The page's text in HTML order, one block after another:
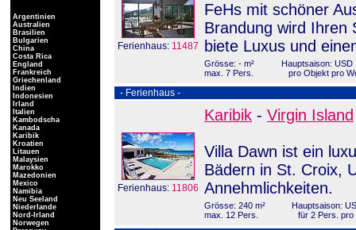
Ferienhaus: 11487
FeHs mit schöner
Brandung wird Ihren
biete Luxus und
Grösse: - m²
max. 7 Pers.
Hauptsaison: USD
pro Objekt pro
- Ferienhaus -
Ferienhaus: 11806
Karibik - Virgin Island
Villa Dawn ist ein
Bädern in St. Croix,
Annehmlichkeiten.
Grösse: 240 m²
max. 12 Pers.
Hauptsaison:
für 2 Pers. pro
Argentinien
Australien
Brasilien
Bulgarien
China
Costa Rica
England
Frankreich
Griechenland
Indien
Indonesien
Irland
Italien
Kambodscha
Kanada
Karibik
Kroatien
Litauen
Malaysien
Marokko
Mazedonien
Mexico
Namibia
Neu Seeland
Niederlande
Nord-Irland
Norwegen